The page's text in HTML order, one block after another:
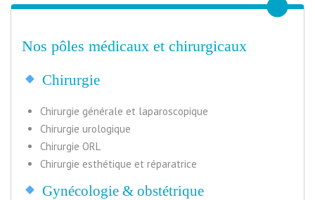
Nos pôles médicaux et chirurgicaux
Chirurgie
Chirurgie générale et laparoscopique
Chirurgie urologique
Chirurgie ORL
Chirurgie esthétique et réparatrice
Gynécologie & obstétrique